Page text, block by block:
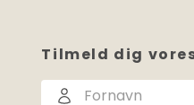
Tilmeld dig